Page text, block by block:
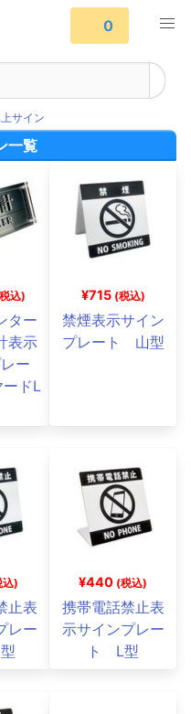
0
サイン
一覧
込)
ター
表示
ー
ドL
¥715 (税込)
禁煙表示サイン
プレート 山型
込)
止表
レー
¥440 (税込)
携帯電話禁止表
示サインプレー
ト L型